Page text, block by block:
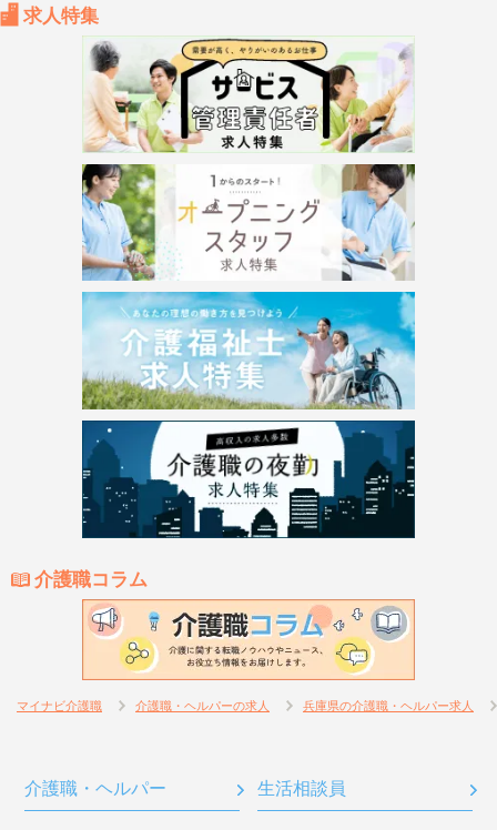
求人特集
介護職コラム
マイナビ介護職 介護職・ヘルパーの求人 兵庫県の介護職・ヘルパー求人
介護職・ヘルパー 生活相談員